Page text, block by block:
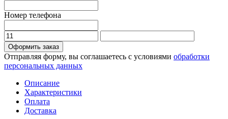
Номер телефона
Оформить заказ
Отправляя форму, вы соглашаетесь с условиями обработки
персональных данных
Описание
Характеристики
Оплата
Доставка